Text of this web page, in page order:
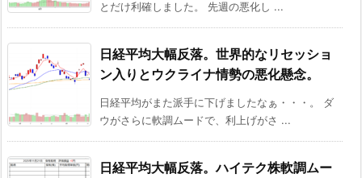
とだけ利確しました。 先週の悪化し ...
日経平均大幅反落。世界的なリセッショ
ン入りとウクライナ情勢の悪化懸念。
日経平均がまた派手に下げましたなぁ・・・。 ダ
ウがさらに軟調ムードで、利上げがさ ...
日経平均大幅反落。ハイテク株軟調ムー